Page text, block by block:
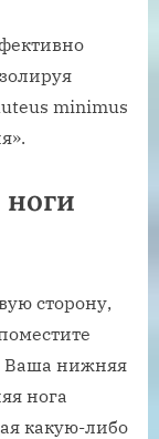
minimus
сторону,
Ваша нижняя
нога
какую-либо